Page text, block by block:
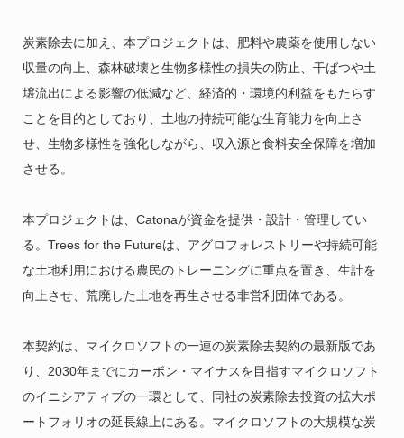
炭素除去に加え、本プロジェクトは、肥料や農薬を使用しない
収量の向上、森林破壊と生物多様性の損失の防止、干ばつや土
壌流出による影響の低減など、経済的・環境的利益をもたらす
ことを目的としており、土地の持続可能な生育能力を向上さ
せ、生物多様性を強化しながら、収入源と食料安全保障を増加
させる。
本プロジェクトは、Catonaが資金を提供・設計・管理してい
る。Trees for the Futureは、アグロフォレストリーや持続可能
な土地利用における農民のトレーニングに重点を置き、生計を
向上させ、荒廃した土地を再生させる非営利団体である。
本契約は、マイクロソフトの一連の炭素除去契約の最新版であ
り、2030年までにカーボン・マイナスを目指すマイクロソフト
のイニシアティブの一環として、同社の炭素除去投資の拡大ポ
ートフォリオの延長線上にある。マイクロソフトの大規模な炭